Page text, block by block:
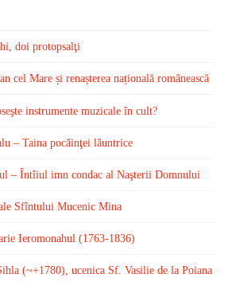
doi protopsalţi
cel Mare și renașterea națională românească
instrumente muzicale în cult?
– Taina pocăinţei lăuntrice
– Întîiul imn condac al Naşterii Domnului
Sfîntului Mucenic Mina
Ieromonahul (1763-1836)
(~+1780), ucenica Sf. Vasilie de la Poiana